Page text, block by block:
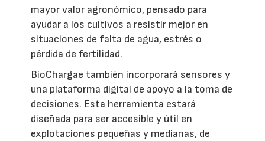
mayor valor agronómico, pensado para
ayudar a los cultivos a resistir mejor en
situaciones de falta de agua, estrés o
pérdida de fertilidad.
BioChargae también incorporará sensores y
una plataforma digital de apoyo a la toma de
decisiones. Esta herramienta estará
diseñada para ser accesible y útil en
explotaciones pequeñas y medianas, de